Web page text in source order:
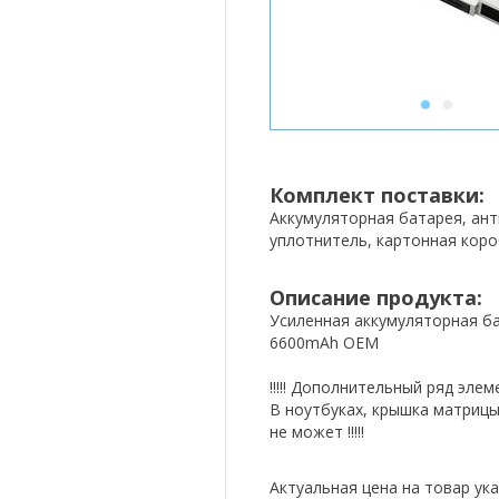
1
Комплект поставки:
Аккумуляторная батарея,
уплотнитель, картонная
Описание продукта:
Усиленная аккумуляторная
6600mAh OEM
!!!!! Дополнительный ряд
В ноутбуках, крышка
не может !!!!!
Актуальная цена на товар